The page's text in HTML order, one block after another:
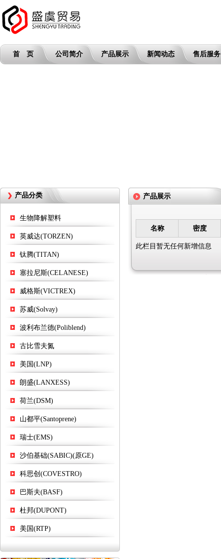
首 页 公司简介 产品展示 新闻动态 售后服务
产品分类
生物降解塑料
英威达(TORZEN)
钛腾(TITAN)
塞拉尼斯(CELANESE)
威格斯(VICTREX)
苏威(Solvay)
波利布兰德(Poliblend)
古比雪夫氮
美国(LNP)
朗盛(LANXESS)
荷兰(DSM)
山都平(Santoprene)
瑞士(EMS)
沙伯基础(SABIC)(原GE)
科思创(COVESTRO)
巴斯夫(BASF)
杜邦(DUPONT)
美国(RTP)
产品展示
名称 密度
此栏目暂无任何新增信息